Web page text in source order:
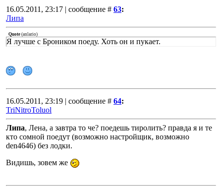
16.05.2011, 23:17 | сообщение # 63:
Липа
Quote (anlario)
Я лучше с Броником поеду. Хоть он и пукает.
16.05.2011, 23:19 | сообщение # 64:
TriNitroToluol
Липа, Лена, а завтра то че? поедешь тиролить? правда я и те
кто сомной поедут (возможно настройщик, возможно
den4646) без лодки.
Видишь, зовем же